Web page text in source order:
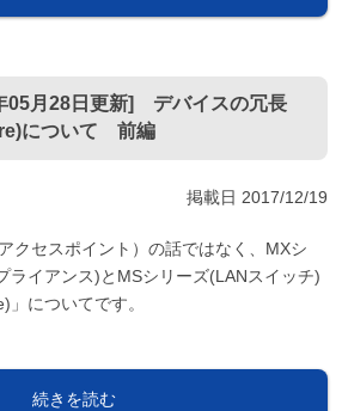
月28日更新] デバイスの冗長
について 前編
掲載日 2017/12/19
クセスポイント）の話ではなく、MXシ
ライアンス)とMSシリーズ(LANスイッチ)
についてです。
続きを読む